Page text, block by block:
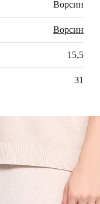
Ворсин
Ворсин
15,5
31